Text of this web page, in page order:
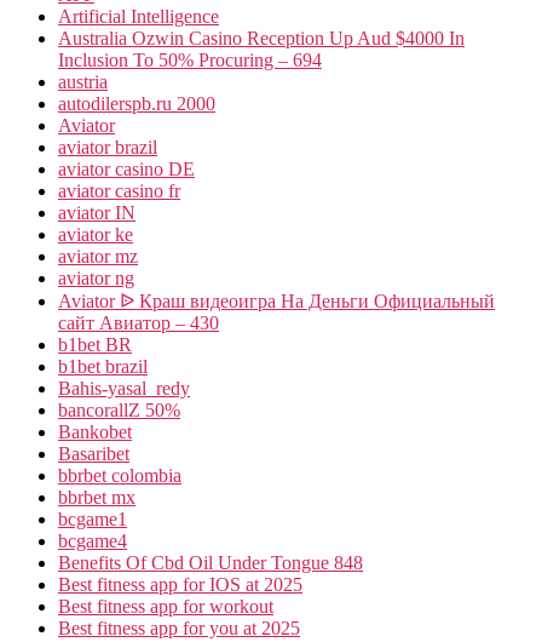
Artificial Intelligence
Australia Ozwin Casino Reception Up Aud $4000 In
Inclusion To 50% Procuring – 694
austria
autodilerspb.ru 2000
Aviator
aviator brazil
aviator casino DE
aviator casino fr
aviator IN
aviator ke
aviator mz
aviator ng
Aviator ᐉ Краш видеоигра На Деньги Официальный
сайт Авиатор – 430
b1bet BR
b1bet brazil
Bahis-yasal_redy
bancorallZ 50%
Bankobet
Basaribet
bbrbet colombia
bbrbet mx
bcgame1
bcgame4
Benefits Of Cbd Oil Under Tongue 848
Best fitness app for IOS at 2025
Best fitness app for workout
Best fitness app for you at 2025